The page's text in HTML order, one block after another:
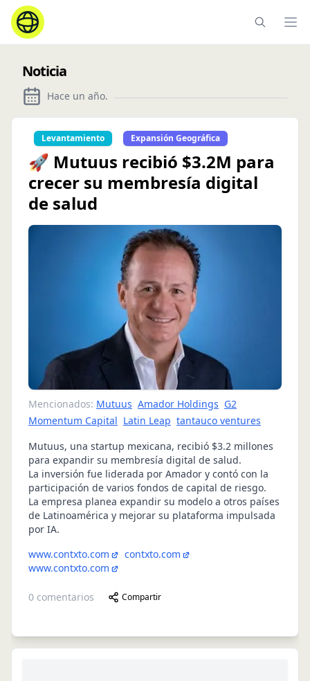
Noticia
Hace un año.
Levantamiento Expansión Geográfica
🚀 Mutuus recibió $3.2M para
crecer su membresía digital
de salud
Mencionados: Mutuus Amador Holdings G2
Momentum Capital Latin Leap tantauco ventures
Mutuus, una startup mexicana, recibió $3.2 millones
para expandir su membresía digital de salud.
La inversión fue liderada por Amador y contó con la
participación de varios fondos de capital de riesgo.
La empresa planea expandir su modelo a otros países
de Latinoamérica y mejorar su plataforma impulsada
por IA.
www.contxto.com
contxto.com
www.contxto.com
0 comentarios Compartir